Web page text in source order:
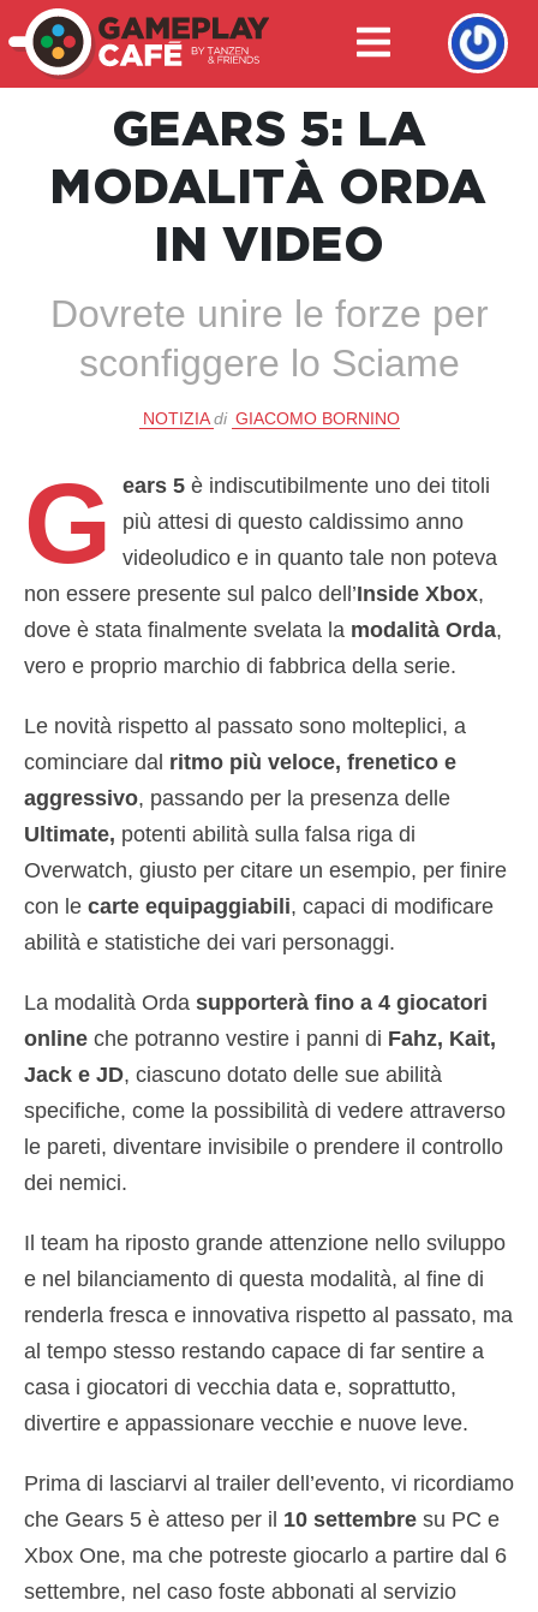
GEARS 5: LA
MODALITÀ ORDA
IN VIDEO
Dovrete unire le forze per
sconfiggere lo Sciame
NOTIZIA di GIACOMO BORNINO
G ears 5 è indiscutibilmente uno dei titoli
più attesi di questo caldissimo anno
videoludico e in quanto tale non poteva
non essere presente sul palco dell’Inside Xbox,
dove è stata finalmente svelata la modalità Orda,
vero e proprio marchio di fabbrica della serie.
Le novità rispetto al passato sono molteplici, a
cominciare dal ritmo più veloce, frenetico e
aggressivo, passando per la presenza delle
Ultimate, potenti abilità sulla falsa riga di
Overwatch, giusto per citare un esempio, per finire
con le carte equipaggiabili, capaci di modificare
abilità e statistiche dei vari personaggi.
La modalità Orda supporterà fino a 4 giocatori
online che potranno vestire i panni di Fahz, Kait,
Jack e JD, ciascuno dotato delle sue abilità
specifiche, come la possibilità di vedere attraverso
le pareti, diventare invisibile o prendere il controllo
dei nemici.
Il team ha riposto grande attenzione nello sviluppo
e nel bilanciamento di questa modalità, al fine di
renderla fresca e innovativa rispetto al passato, ma
al tempo stesso restando capace di far sentire a
casa i giocatori di vecchia data e, soprattutto,
divertire e appassionare vecchie e nuove leve.
Prima di lasciarvi al trailer dell’evento, vi ricordiamo
che Gears 5 è atteso per il 10 settembre su PC e
Xbox One, ma che potreste giocarlo a partire dal 6
settembre, nel caso foste abbonati al servizio